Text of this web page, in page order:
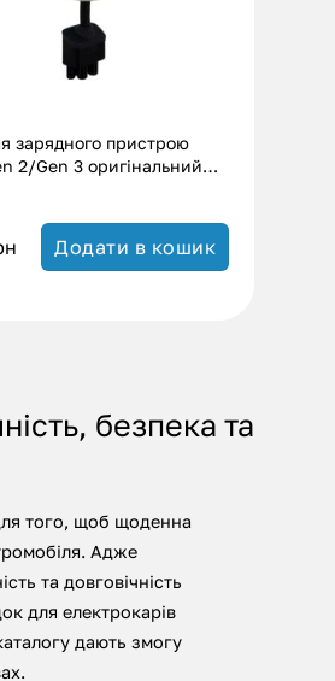
зарядного пристрою
2/Gen 3 оригінальний
Додати в кошик
безпека та
того, щоб щоденна
Адже
та довговічність
для електрокарів
дають змогу